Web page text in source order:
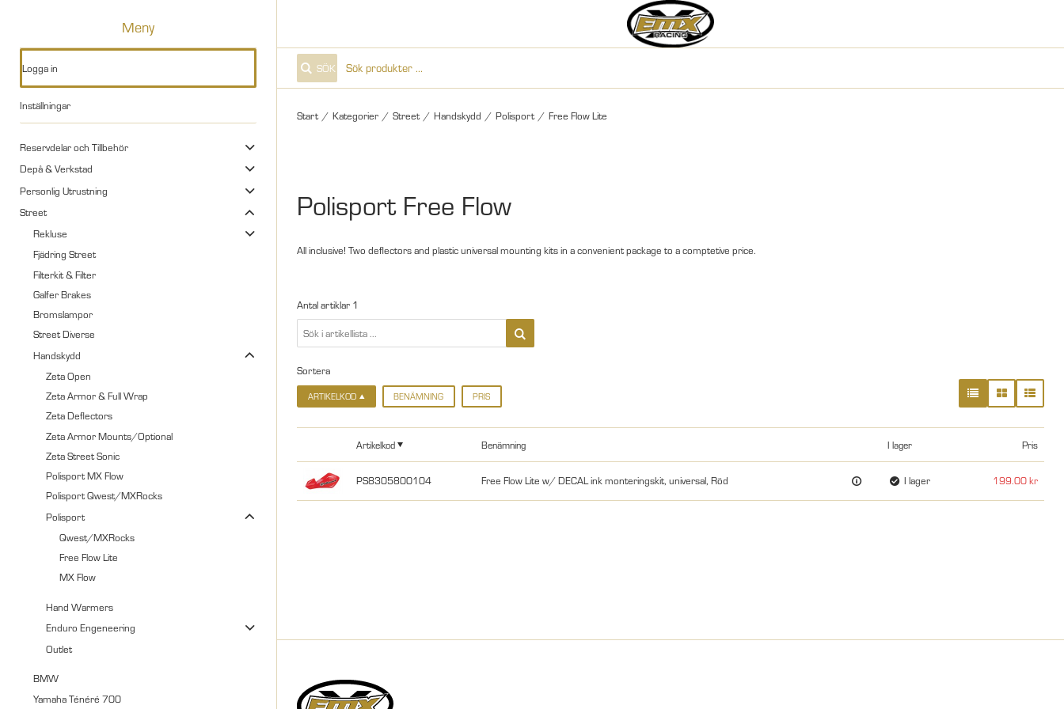
Meny
Logga in
Inställningar
Reservdelar och Tillbehör
Depå & Verkstad
Personlig Utrustning
Street
Rekluse
Fjädring Street
Filterkit & Filter
Galfer Brakes
Bromslampor
Street Diverse
Handskydd
Zeta Open
Zeta Armor & Full Wrap
Zeta Deflectors
Zeta Armor Mounts/Optional
Zeta Street Sonic
Polisport MX Flow
Polisport Qwest/MXRocks
Polisport
Qwest/MXRocks
Free Flow Lite
MX Flow
Hand Warmers
Enduro Engeneering
Outlet
BMW
Yamaha Ténéré 700
SÖK
Start / Kategorier / Street / Handskydd / Polisport / Free Flow Lite
Polisport Free Flow
All inclusive! Two deflectors and plastic universal mounting kits in a convenient package to a comptetive price.
Antal artiklar 1
Sortera
ARTIKELKOD BENÄMNING PRIS
Artikelkod Benämning I lager Pris
PS8305800104 Free Flow Lite w/ DECAL ink monteringskit, universal, Röd I lager 199.00